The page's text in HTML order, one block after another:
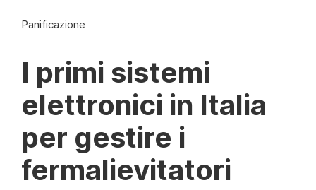
Panificazione
I primi sistemi
elettronici in Italia
per gestire i
fermalievitatori